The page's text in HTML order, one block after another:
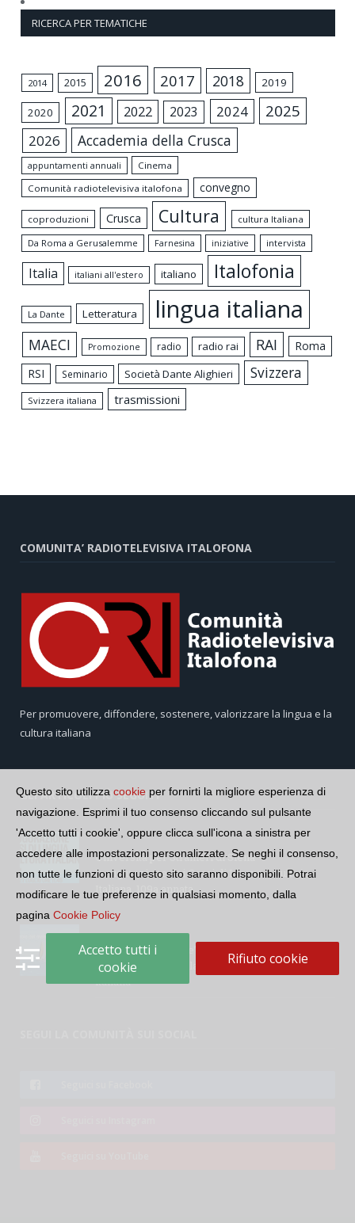
RICERCA PER TEMATICHE
2014 2015 2016 2017 2018 2019
2020 2021 2022 2023 2024 2025
2026 Accademia della Crusca
appuntamenti annuali
Cinema
Comunità radiotelevisiva italofona
convegno
coproduzioni Crusca Cultura
cultura Italiana
Da Roma a Gerusalemme
Farnesina iniziative intervista
Italia italiani all'estero italiano Italofonia
La Dante Letteratura lingua italiana
MAECI Promozione radio radio rai RAI
Roma
RSI
Seminario Società Dante Alighieri Svizzera
Svizzera italiana trasmissioni
COMUNITA’ RADIOTELEVISIVA ITALOFONA
Per promuovere, diffondere, sostenere, valorizzare la lingua e la
cultura italiana
GLI ARTICOLI PIÙ SEGUITI
Università per Stranieri di Siena –
Inaugurazione dei Corsi di Lingua e Cultura
Italiana, 109a annata
“Le parole del mare”: la serie di video ideata
dall’Accademia della Crusca e dalla Lega Navale
italiana
Questo sito utilizza cookie per fornirti la migliore esperienza di
navigazione. Esprimi il tuo consenso cliccando sul pulsante
'Accetto tutti i cookie', oppure clicca sull'icona a sinistra per
accedere alle impostazioni personalizzate. Se neghi il consenso,
non tutte le funzioni di questo sito saranno disponibili. Potrai
modificare le tue preferenze in qualsiasi momento, dalla
pagina Cookie Policy
Accetto tutti i
cookie
Rifiuto cookie